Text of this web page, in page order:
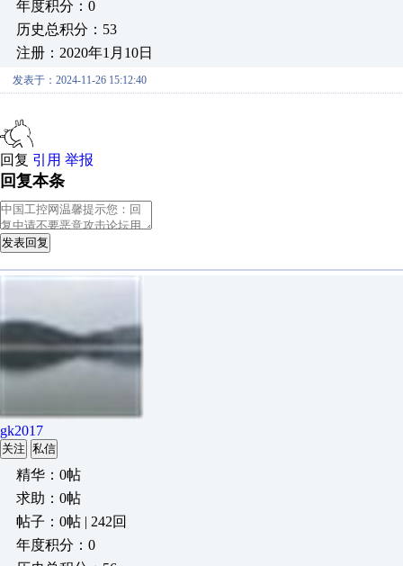
年度积分：0
历史总积分：53
注册：2020年1月10日
发表于：2024-11-26 15:12:40
回复 引用 举报
回复本条
发表回复
gk2017
关注 私信
精华：0帖
求助：0帖
帖子：0帖 | 242回
年度积分：0